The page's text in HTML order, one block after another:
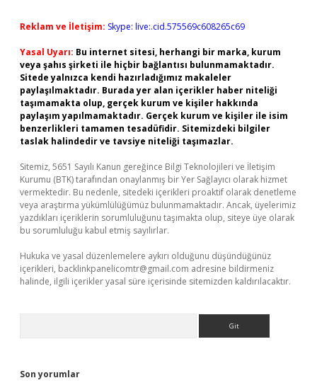
Reklam ve İletişim: Skype: live:.cid.575569c608265c69
Yasal Uyarı: Bu internet sitesi, herhangi bir marka, kurum
veya şahıs şirketi ile hiçbir bağlantısı bulunmamaktadır.
Sitede yalnızca kendi hazırladığımız makaleler
paylaşılmaktadır. Burada yer alan içerikler haber niteliği
taşımamakta olup, gerçek kurum ve kişiler hakkında
paylaşım yapılmamaktadır. Gerçek kurum ve kişiler ile isim
benzerlikleri tamamen tesadüfidir. Sitemizdeki bilgiler
taslak halindedir ve tavsiye niteliği taşımazlar.
Sitemiz, 5651 Sayılı Kanun gereğince Bilgi Teknolojileri ve İletişim
Kurumu (BTK) tarafından onaylanmış bir Yer Sağlayıcı olarak hizmet
vermektedir. Bu nedenle, sitedeki içerikleri proaktif olarak denetleme
veya araştırma yükümlülüğümüz bulunmamaktadır. Ancak, üyelerimiz
yazdıkları içeriklerin sorumluluğunu taşımakta olup, siteye üye olarak
bu sorumluluğu kabul etmiş sayılırlar.
Hukuka ve yasal düzenlemelere aykırı olduğunu düşündüğünüz
içerikleri, backlinkpanelicomtr@gmail.com adresine bildirmeniz
halinde, ilgili içerikler yasal süre içerisinde sitemizden kaldırılacaktır.
Son yorumlar